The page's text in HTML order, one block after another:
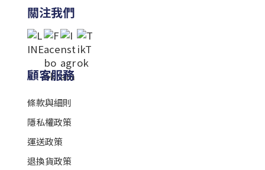
關注我們
顧客服務
條款與細則
隱私權政策
運送政策
退換貨政策